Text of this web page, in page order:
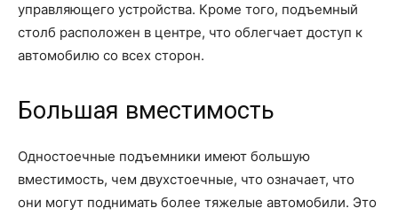
управляющего устройства. Кроме того, подъемный
столб расположен в центре, что облегчает доступ к
автомобилю со всех сторон.
Большая вместимость
Одностоечные подъемники имеют большую
вместимость, чем двухстоечные, что означает, что
они могут поднимать более тяжелые автомобили. Это